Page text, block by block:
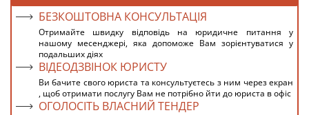
БЕЗКОШТОВНА КОНСУЛЬТАЦІЯ
Отримайте швидку відповідь на юридичне питання у
нашому месенджері, яка допоможе Вам зорієнтуватися у
подальших діях
ВІДЕОДЗВІНОК ЮРИСТУ
Ви бачите свого юриста та консультуєтесь з ним через екран
, щоб отримати послугу Вам не потрібно йти до юриста в офіс
ОГОЛОСІТЬ ВЛАСНИЙ ТЕНДЕР